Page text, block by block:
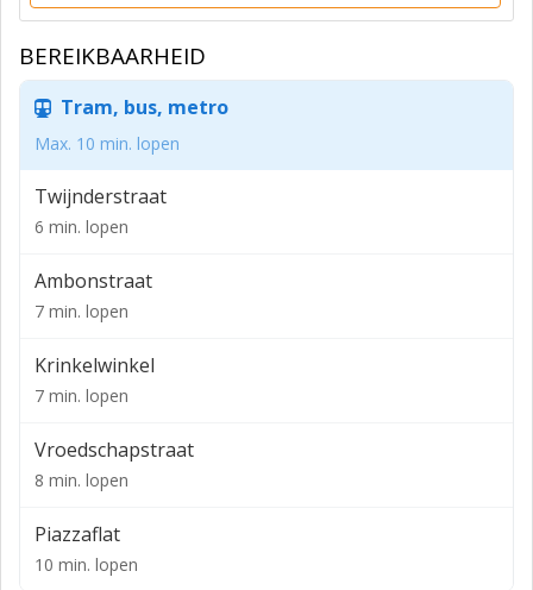
BEREIKBAARHEID
Tram, bus, metro
Max. 10 min. lopen
Twijnderstraat
6 min. lopen
Ambonstraat
7 min. lopen
Krinkelwinkel
7 min. lopen
Vroedschapstraat
8 min. lopen
Piazzaflat
10 min. lopen